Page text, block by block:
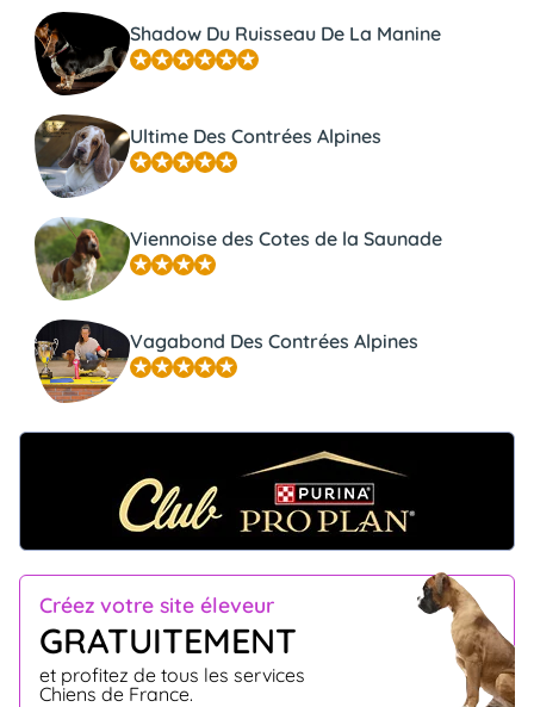
Créez votre site éleveur
GRATUITEMENT
et profitez de tous les services
Chiens de France.
Shadow Du Ruisseau De La Manine
Ultime Des Contrées Alpines
Viennoise des Cotes de la Saunade
Vagabond Des Contrées Alpines